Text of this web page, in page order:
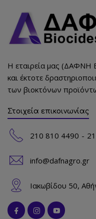
Η εταιρεία μας (ΔΑΦΝΗ
και έκτοτε
των βιοκτόνων
Στοιχεία επικοινωνίας
210 810 4490
info@dafnagro.gr
Ιακωβίδου 50,